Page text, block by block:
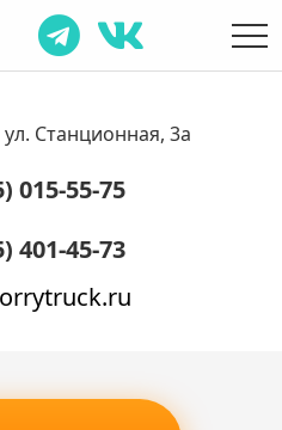
Станционная, 3а
015-55-75
401-45-73